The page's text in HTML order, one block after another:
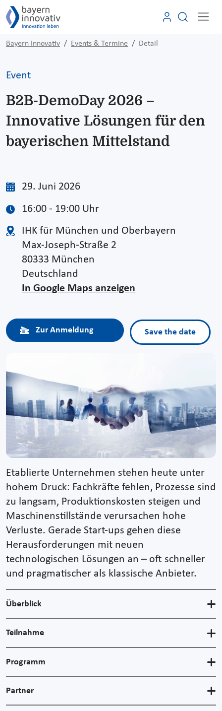
Bayern Innovativ Events & Termine Detail
Event
B2B-DemoDay 2026 –
Innovative Lösungen für den
bayerischen Mittelstand
29. Juni 2026
16:00 - 19:00 Uhr
IHK für München und Oberbayern
Max-Joseph-Straße 2
80333 München
Deutschland
In Google Maps anzeigen
Zur Anmeldung Save the date
Etablierte Unternehmen stehen heute unter
hohem Druck: Fachkräfte fehlen, Prozesse sind
zu langsam, Produktionskosten steigen und
Maschinenstillstände verursachen hohe
Verluste. Gerade Start-ups gehen diese
Herausforderungen mit neuen
technologischen Lösungen an – oft schneller
und pragmatischer als klassische Anbieter.
Überblick
Teilnahme
Programm
Partner